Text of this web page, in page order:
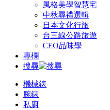
風格美學智慧宅
中秋尋禮選輯
日本文化行旅
台三線公路旅遊
CEO品味學
專欄
搜尋
機械錶
腕錶
私廚